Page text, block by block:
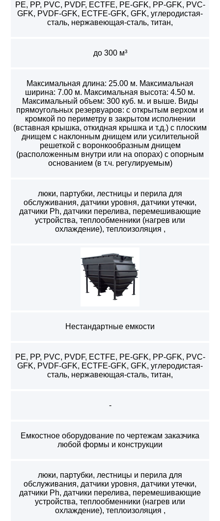
PE, PP, PVC, PVDF, ECTFE, PE-GFK, PP-GFK, PVC-
GFK, PVDF-GFK, ECTFE-GFK, GFK, углеродистая-
сталь, нержавеющая-сталь, титан,
до 300 м³
Максимальная длина: 25.00 м. Максимальная
ширина: 7.00 м. Максимальная высота: 4.50 м.
Максимальный объем: 300 куб. м. и выше. Виды
прямоугольных резервуаров: с открытым верхом и
кромкой по периметру в закрытом исполнении
(вставная крышка, откидная крышка и т.д.) с плоским
днищем с наклонным днищем или усилительной
решеткой с воронкообразным днищем
(расположенным внутри или на опорах) с опорным
основанием (в т.ч. регулируемым)
люки, партубки, лестницы и перила для
обслуживания, датчики уровня, датчики утечки,
датчики Ph, датчики перелива, перемешивающие
устройства, теплообменники (нагрев или
охлаждение), теплоизоляция ,
Нестандартные емкости
PE, PP, PVC, PVDF, ECTFE, PE-GFK, PP-GFK, PVC-
GFK, PVDF-GFK, ECTFE-GFK, GFK, углеродистая-
сталь, нержавеющая-сталь, титан,
-
Емкостное оборудование по чертежам заказчика
любой формы и конструкции
люки, партубки, лестницы и перила для
обслуживания, датчики уровня, датчики утечки,
датчики Ph, датчики перелива, перемешивающие
устройства, теплообменники (нагрев или
охлаждение), теплоизоляция ,